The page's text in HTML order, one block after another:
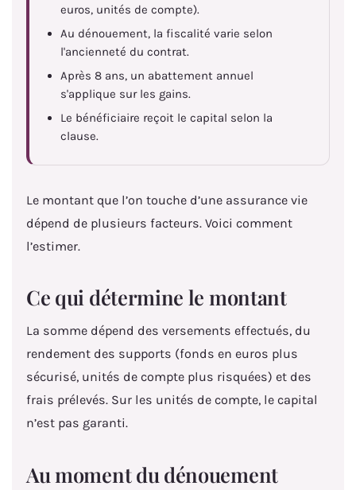
euros, unités de compte).
Au dénouement, la fiscalité varie selon
l'ancienneté du contrat.
Après 8 ans, un abattement annuel
s'applique sur les gains.
Le bénéficiaire reçoit le capital selon la
clause.
Le montant que l’on touche d’une assurance vie
dépend de plusieurs facteurs. Voici comment
l’estimer.
Ce qui détermine le montant
La somme dépend des versements effectués, du
rendement des supports (fonds en euros plus
sécurisé, unités de compte plus risquées) et des
frais prélevés. Sur les unités de compte, le capital
n’est pas garanti.
Au moment du dénouement